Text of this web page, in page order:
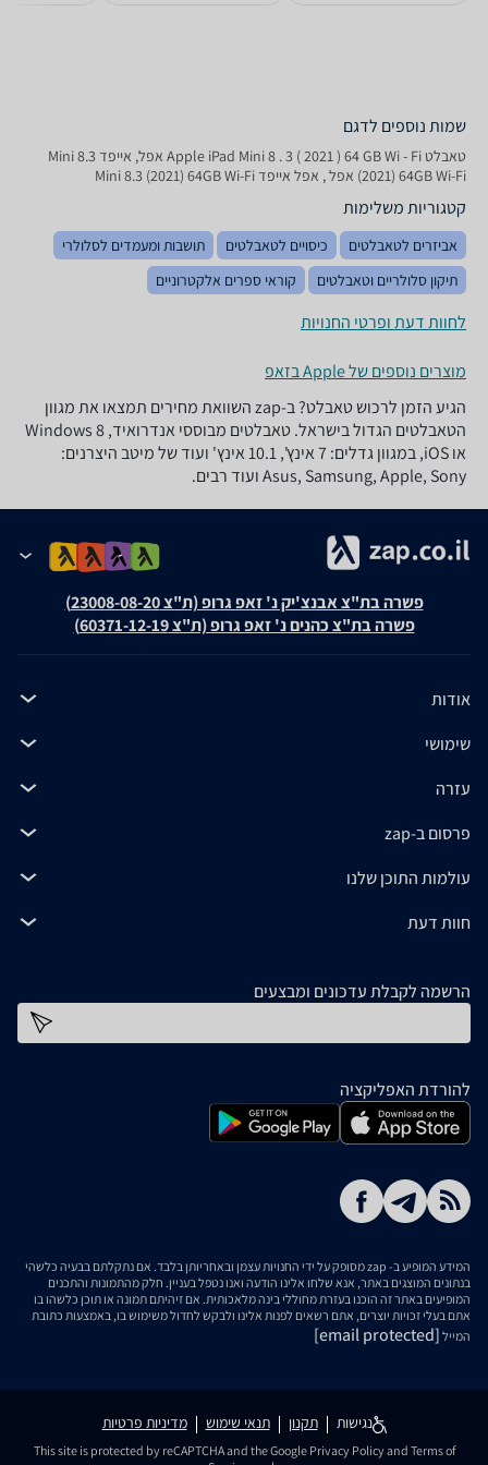
שמות נוספים לדגם
טאבלט Apple iPad Mini 8 . 3 ( 2021 ) 64 GB Wi - Fi אפל, אייפד Mini 8.3
(2021) 64GB Wi-Fi אפל , אפל אייפד Mini 8.3 (2021) 64GB Wi-Fi
קטגוריות משלימות
אביזרים לטאבלטים כיסויים לטאבלטים
תושבות ומעמדים לסלולרי
תיקון סלולריים וטאבלטים
קוראי ספרים אלקטרוניים
לחוות דעת ופרטי החנויות
מוצרים נוספים של Apple בזאפ
הגיע הזמן לרכוש טאבלט? ב-zap השוואת מחירים תמצאו את מגוון
הטאבלטים הגדול בישראל. טאבלטים מבוססי אנדרואיד, Windows 8
או iOS, במגוון גדלים: 7 אינץ', 10.1 אינץ' ועוד של מיטב היצרנים:
Asus, Samsung, Apple, Sony ועוד רבים.
פשרה בת"צ אבנצ'יק נ' זאפ גרופ (ת"צ 23008-08-20)
פשרה בת"צ כהנים נ' זאפ גרופ (ת"צ 60371-12-19)
אודות
שימושי
עזרה
פרסום ב-zap
עולמות התוכן שלנו
חוות דעת
הרשמה לקבלת עדכונים ומבצעים
להורדת האפליקציה
המידע המופיע ב- zap מסופק על ידי החנויות עצמן ובאחריותן בלבד. אם נתקלתם בבעיה כלשהי
בנתונים המוצגים באתר, אנא שלחו אלינו הודעה ואנו נטפל בעניין. חלק מהתמונות והתכנים
המופיעים באתר זה הוכנו בעזרת מחוללי בינה מלאכותית. אם זיהיתם תמונה או תוכן כלשהו בו
אתם בעלי זכויות יוצרים, אתם רשאים לפנות אלינו ולבקש לחדול משימוש בו, באמצעות כתובת
המייל [email protected]
נגישות תקנון תנאי שימוש מדיניות פרטיות
This site is protected by reCAPTCHA and the Google Privacy Policyand Terms of